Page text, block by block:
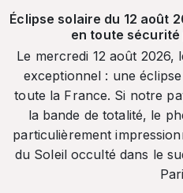
Éclipse solaire du 12 août
en toute sécurité
Le mercredi 12 août
exceptionnel : une
toute la France. Si notre
la bande de totalité, le
particulièrement
du Soleil occulté dans le